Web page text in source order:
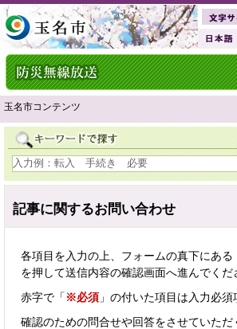
玉名市コンテンツ
記事に関するお問い合わせ
各項目を入力の上、フォームの真下にある
を押して送信内容の確認画面へ進んでくだ
赤字で「 ※必須 」の付いた項目は入力必須
確認のための問合せや回答をさせていた